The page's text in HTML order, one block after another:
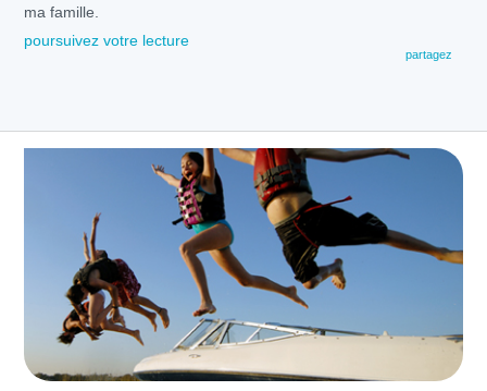
ma famille.
poursuivez votre lecture
partagez